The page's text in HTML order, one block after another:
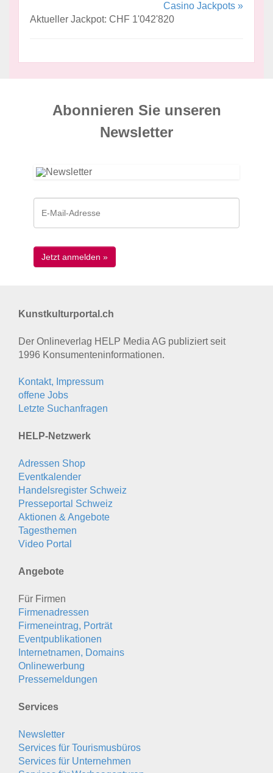
Casino Jackpots »
Aktueller Jackpot: CHF 1'042'820
Abonnieren Sie unseren
News­letter
Kunstkulturportal.ch
Der Onlineverlag HELP Media AG publiziert seit
1996 Konsumenten­informationen.
Kontakt, Impressum
offene Jobs
Letzte Suchanfragen
HELP-Netzwerk
Adressen Shop
Eventkalender
Handelsregister Schweiz
Presseportal Schweiz
Aktionen & Angebote
Tagesthemen
Video Portal
Angebote
Für Firmen
Firmenadressen
Firmeneintrag, Porträt
Eventpublikationen
Internetnamen, Domains
Onlinewerbung
Pressemeldungen
Services
Newsletter
Services für Tourismusbüros
Services für Unternehmen